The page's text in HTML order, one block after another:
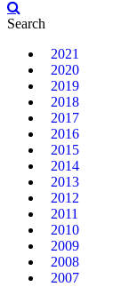
Search
2021
2020
2019
2018
2017
2016
2015
2014
2013
2012
2011
2010
2009
2008
2007